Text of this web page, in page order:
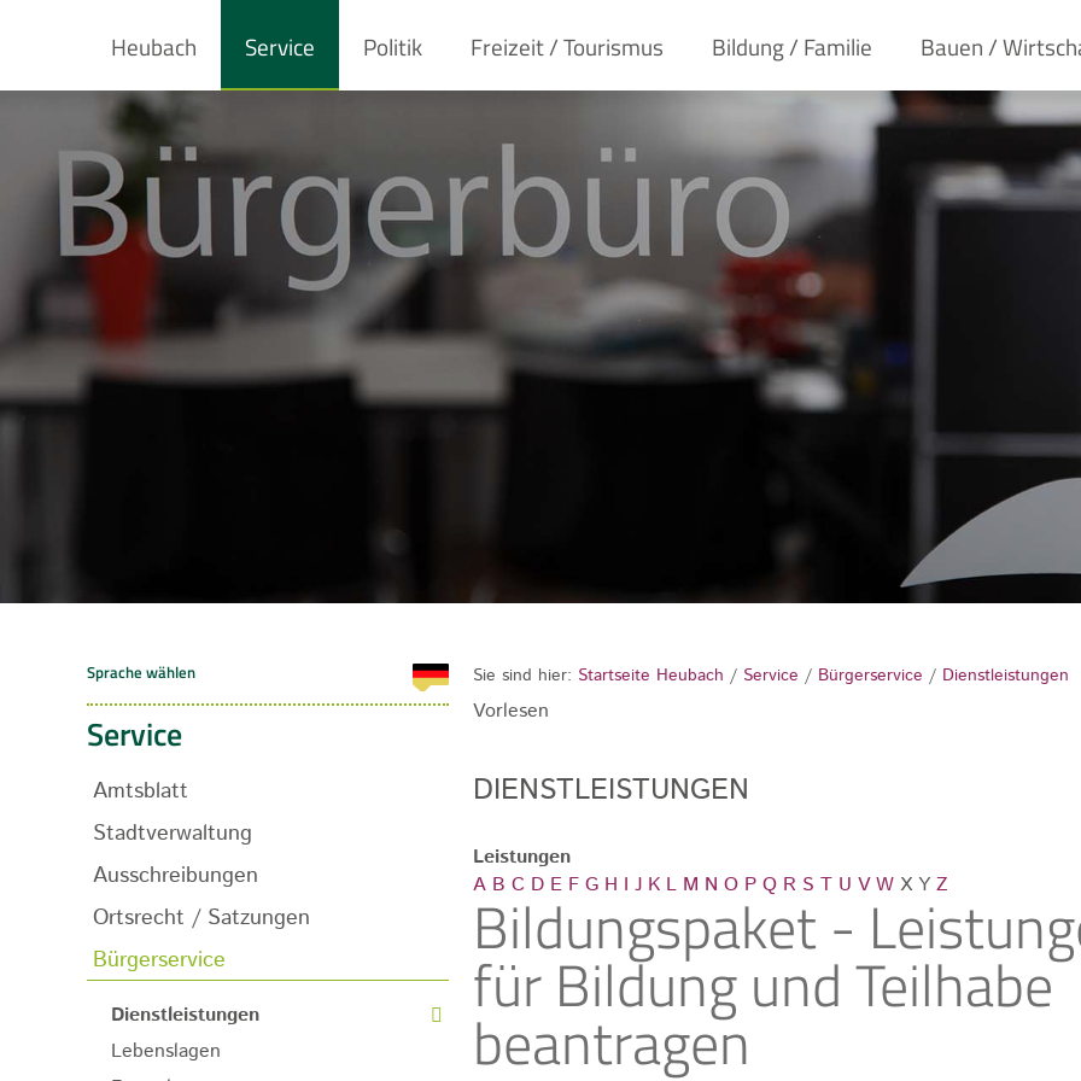
Heubach Service Politik Freizeit / Tourismus Bildung / Familie Bauen /
Sie sind hier: Startseite Heubach / Service / Bürgerservice / Dienstleistungen
Vorlesen
DIENSTLEISTUNGEN
Leistungen
A B C D E F G H I J K L M N O P Q R S T U V W X Y Z
Bildungspaket -
für Bildung und Teilhabe
beantragen
Service
Amtsblatt
Stadtverwaltung
Ausschreibungen
Ortsrecht / Satzungen
Bürgerservice
Dienstleistungen
Lebenslagen